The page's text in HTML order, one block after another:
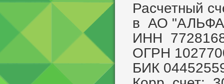
Расчетный
в АО
ИНН
ОГРН
БИК